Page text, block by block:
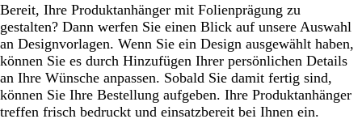
Bereit, Ihre Produktanhänger mit Folienprägung zu
gestalten? Dann werfen Sie einen Blick auf unsere Auswahl
an Designvorlagen. Wenn Sie ein Design ausgewählt haben,
können Sie es durch Hinzufügen Ihrer persönlichen Details
an Ihre Wünsche anpassen. Sobald Sie damit fertig sind,
können Sie Ihre Bestellung aufgeben. Ihre Produktanhänger
treffen frisch bedruckt und einsatzbereit bei Ihnen ein.